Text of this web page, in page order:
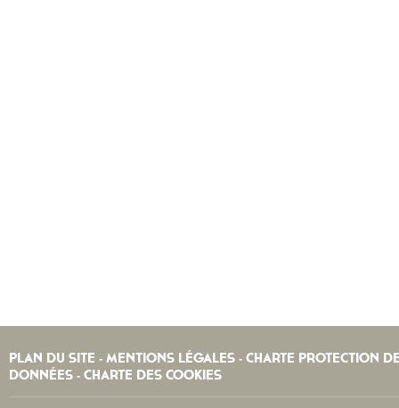
PLAN DU SITE - MENTIONS LÉGALES - CHARTE PROTECTION
DONNÉES - CHARTE DES COOKIES